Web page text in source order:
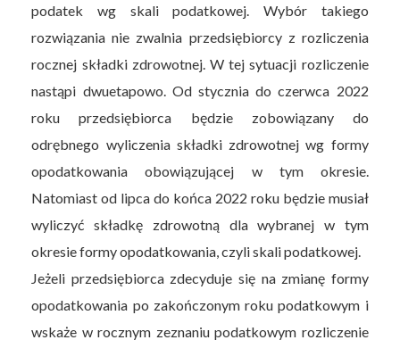
podatek wg skali podatkowej. Wybór takiego
rozwiązania nie zwalnia przedsiębiorcy z rozliczenia
rocznej składki zdrowotnej. W tej sytuacji rozliczenie
nastąpi dwuetapowo. Od stycznia do czerwca 2022
roku przedsiębiorca będzie zobowiązany do
odrębnego wyliczenia składki zdrowotnej wg formy
opodatkowania obowiązującej w tym okresie.
Natomiast od lipca do końca 2022 roku będzie musiał
wyliczyć składkę zdrowotną dla wybranej w tym
okresie formy opodatkowania, czyli skali podatkowej.
Jeżeli przedsiębiorca zdecyduje się na zmianę formy
opodatkowania po zakończonym roku podatkowym i
wskaże w rocznym zeznaniu podatkowym rozliczenie